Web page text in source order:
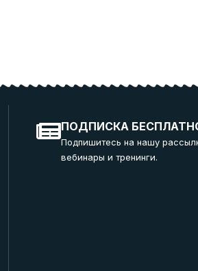
ПОДПИСКА
Подпишитесь на нашу
вебинары и тренинги.